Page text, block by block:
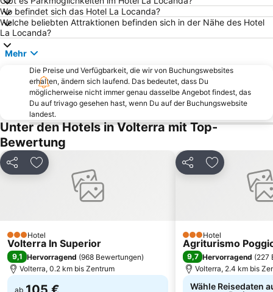
Spiaggia di Antignano
Siena Railway Station
Dom von Siena
Castello di Verrazzano
Parco Costiero di Rimigliano
Roccatederighi
Galluzzo
Venezia
Grassina
Piazza della Cisterna
Tenuta San Guido
Circolo del Golf dell'Ugolino
Volterra AD 1398
Cavallino Matto
Chiocchio
Castel San Gimignano
Castello di Bolgheri
Centro Storico
Castiglioncello
Baia del Quercetano - Portovecchio
Wo befindet sich das Hotel La Locanda?
Welche beliebten Attraktionen befinden sich in der Nähe des Hotel
La Locanda?
Mehr
Die Preise und Verfügbarkeit, die wir von Buchungswebsites
erhalten, ändern sich laufend. Das bedeutet, dass Du
möglicherweise nicht immer genau dasselbe Angebot findest, das
Du auf trivago gesehen hast, wenn Du auf der Buchungswebsite
landest.
Unter den Hotels in Volterra mit Top-
Bewertung
Teilen Zu Favoriten hinzufügen
3 Sterne
Hotel
Volterra In Superior
9,1 Hervorragend (968 Bewertungen)
Volterra, 0.2 km bis Zentrum
ab
Teilen Zu Favoriten
3 Sterne
Hotel
Agriturismo
9,7 Hervorragend (227
Volterra, 2.4 km bis
Wähle Reisedaten